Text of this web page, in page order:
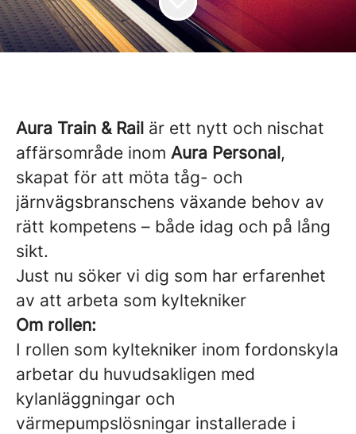
Aura Train & Rail är ett nytt och nischat
affärsområde inom Aura Personal,
skapat för att möta tåg- och
järnvägsbranschens växande behov av
rätt kompetens – både idag och på lång
sikt.
Just nu söker vi dig som har erfarenhet
av att arbeta som kyltekniker
Om rollen:
I rollen som kyltekniker inom fordonskyla
arbetar du huvudsakligen med
kylanläggningar och
värmepumpslösningar installerade i